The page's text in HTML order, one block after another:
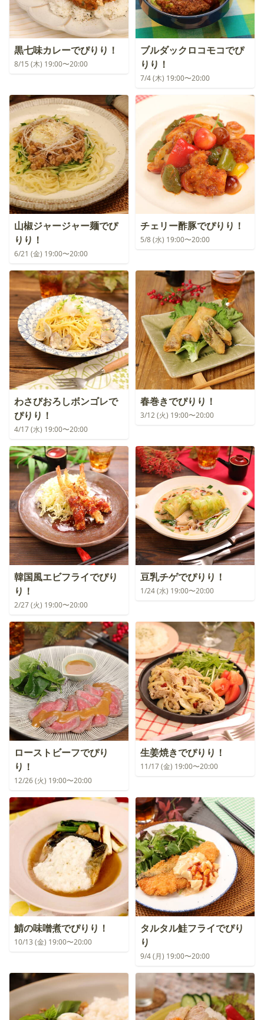
黒七味カレーでぴりり！
8/15 (木) 19:00〜20:00
ブルダックロコモコでぴ
りり！
7/4 (木) 19:00〜20:00
山椒ジャージャー麺でぴ
りり！
6/21 (金) 19:00〜20:00
チェリー酢豚でぴりり！
5/8 (水) 19:00〜20:00
わさびおろしボンゴレで
ぴりり！
4/17 (水) 19:00〜20:00
春巻きでぴりり！
3/12 (火) 19:00〜20:00
韓国風エビフライでぴり
り！
2/27 (火) 19:00〜20:00
豆乳チゲでぴりり！
1/24 (水) 19:00〜20:00
ローストビーフでぴり
り！
12/26 (火) 19:00〜20:00
生姜焼きでぴりり！
11/17 (金) 19:00〜20:00
鯖の味噌煮でぴりり！
10/13 (金) 19:00〜20:00
タルタル鮭フライでぴり
り
9/4 (月) 19:00〜20:00